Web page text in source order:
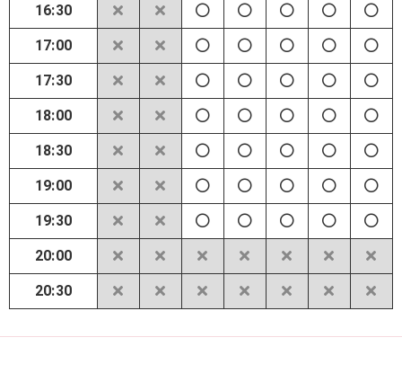
16:30
17:00
17:30
18:00
18:30
19:00
19:30
20:00
20:30